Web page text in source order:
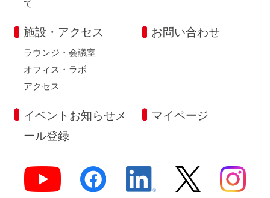
て
施設・アクセス
ラウンジ・会議室
オフィス・ラボ
アクセス
お問い合わせ
イベントお知らせメ
ール登録
マイページ